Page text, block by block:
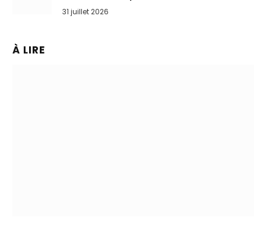
31 juillet 2026
À LIRE